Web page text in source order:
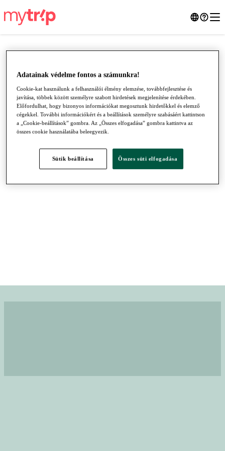
●●
Adatainak védelme fontos a számunkra!
Cookie-kat használunk a felhasználói élmény elemzése, továbbfejlesztése és
javítása, többek között személyre szabott hirdetések megjelenítése érdekében.
Előfordulhat, hogy bizonyos információkat megosztunk hirdetőkkel és elemző
cégekkel. További információkért és a beállítások személyre szabásáért kattintson
a „Cookie-beállítások” gombra. Az „Összes elfogadása” gombra kattintva az
összes cookie használatába beleegyezik.
Sütik beállítása Összes süti elfogadása